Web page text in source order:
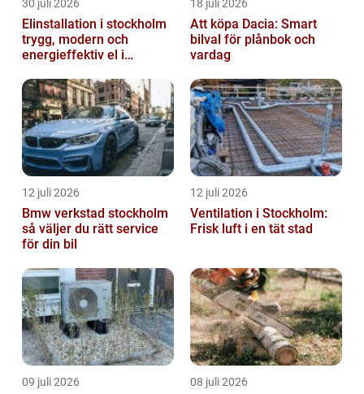
30 juli 2026
Elinstallation i stockholm
trygg, modern och
energieffektiv el i
18 juli 2026
Att köpa Dacia: Smart
bilval för plånbok och
vardag
12 juli 2026
Bmw verkstad stockholm
så väljer du rätt service
för din bil
12 juli 2026
Ventilation i Stockholm:
Frisk luft i en tät stad
09 juli 2026 08 juli 2026